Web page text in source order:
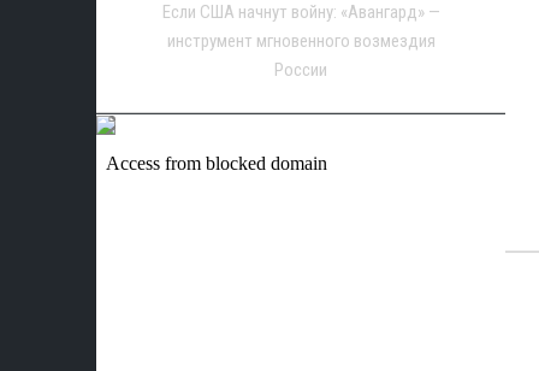
Если США начнут войну: «Авангард» —
инструмент мгновенного возмездия
России